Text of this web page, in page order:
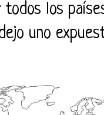
los
uno